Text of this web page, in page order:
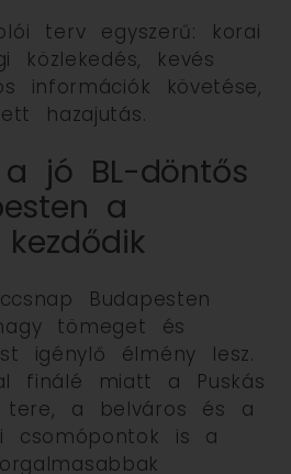
terv egyszerű: korai
közlekedés, kevés
információk követése,
hazajutás.
a jó BL-döntős
a
Budapesten
tömeget és
igénylő élmény lesz.
finálé miatt a Puskás
tere, a belváros és a
csomópontok is a